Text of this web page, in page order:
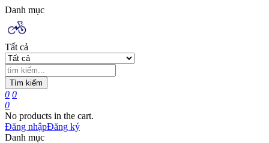
Danh mục
Tất cả
Tìm kiếm
0 0
0
No products in the cart.
Đăng nhậpĐăng ký
Danh mục